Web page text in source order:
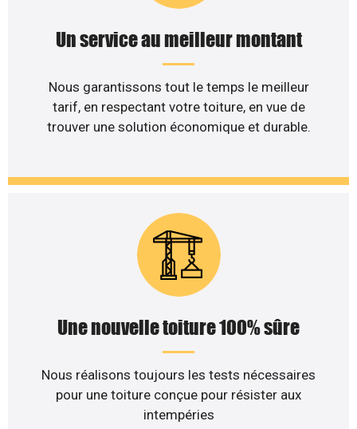
Un service au meilleur montant
Nous garantissons tout le temps le meilleur
tarif, en respectant votre toiture, en vue de
trouver une solution économique et durable.
Une nouvelle toiture 100% sûre
Nous réalisons toujours les tests nécessaires
pour une toiture conçue pour résister aux
intempéries